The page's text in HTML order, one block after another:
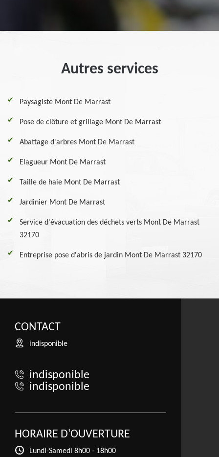
Autres services
Paysagiste Mont De Marrast
Pose de clôture et grillage Mont De Marrast
Abattage d'arbres Mont De Marrast
Elagueur Mont De Marrast
Taille de haie Mont De Marrast
Jardinier Mont De Marrast
Service d'évacuation des déchets verts Mont De Marrast
32170
Entreprise pose d'abris de jardin Mont De Marrast 32170
CONTACT
indisponible
indisponible
indisponible
HORAIRE D'OUVERTURE
Lundi-Samedi 8h00 - 18h00